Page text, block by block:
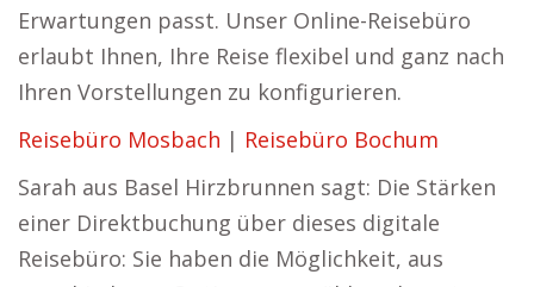
Erwartungen passt. Unser Online-Reisebüro
erlaubt Ihnen, Ihre Reise flexibel und ganz nach
Ihren Vorstellungen zu konfigurieren.
Reisebüro Mosbach | Reisebüro Bochum
Sarah aus Basel Hirzbrunnen sagt: Die Stärken
einer Direktbuchung über dieses digitale
Reisebüro: Sie haben die Möglichkeit, aus